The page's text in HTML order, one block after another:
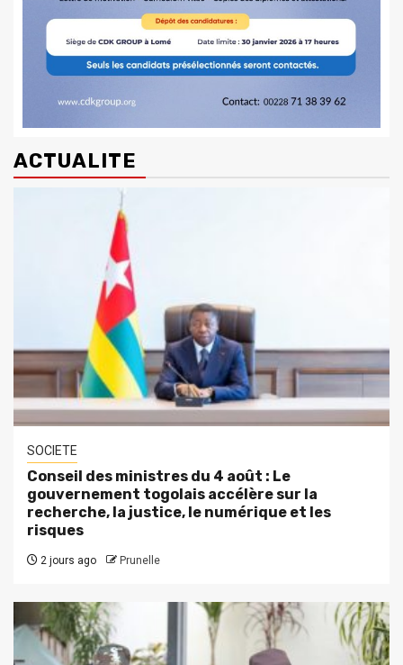
ACTUALITE
SOCIETE
Conseil des ministres du 4 août : Le
gouvernement togolais accélère sur la
recherche, la justice, le numérique et les
risques
2 jours ago Prunelle